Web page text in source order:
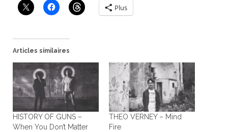
Plus
Articles similaires
HISTORY OF GUNS –
When You Don’t Matter
THEO VERNEY – Mind
Fire